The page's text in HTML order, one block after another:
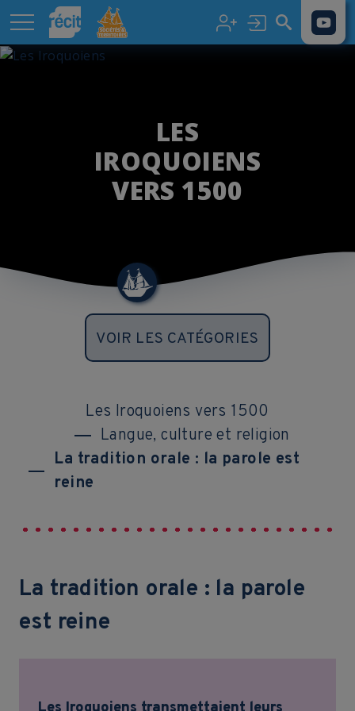
Aller au contenu principal
LES
IROQUOIENS
VERS 1500
VOIR LES CATÉGORIES
Les Iroquoiens vers 1500
Langue, culture et religion
La tradition orale : la parole est
reine
La tradition orale : la parole
est reine